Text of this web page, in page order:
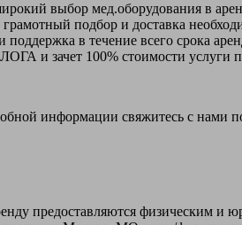
выбор мед.оборудования в
подбор и доставка
поддержка в течение всего срока
и зачет 100% стоимости услуги
информации свяжитесь с нами
предоставляются физическим и